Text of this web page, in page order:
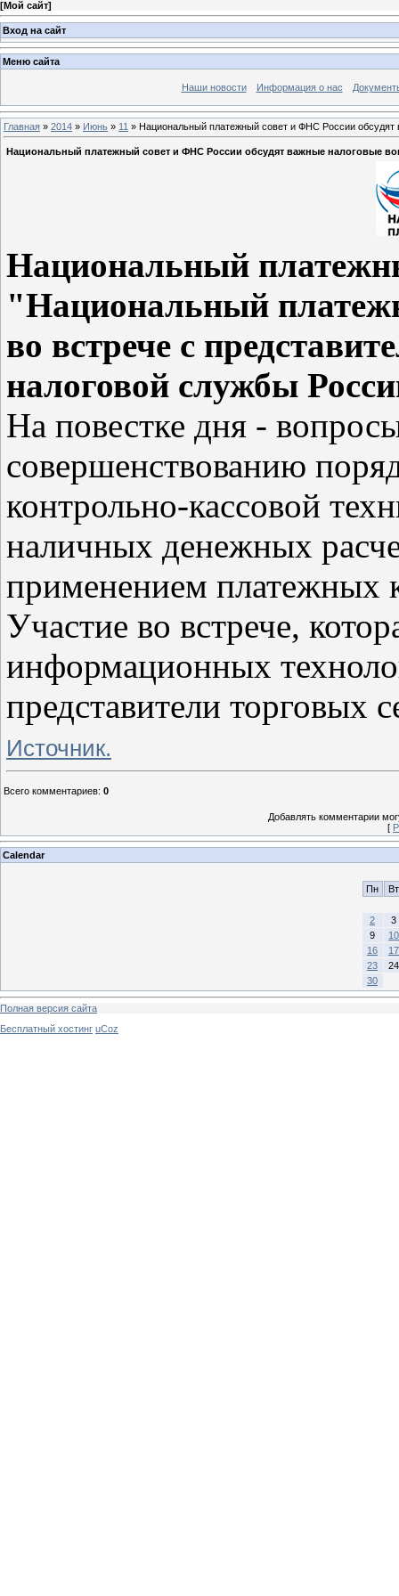
[Мой сайт]
Вход на сайт
Меню сайта
Наши новости Информация о нас
Главная » 2014 » Июнь » 11 » Национальный платежный совет и ФНС России обсудят
Национальный платежный совет и ФНС России обсудят важные налоговые
Национальный
"Национальный
во встрече с
налоговой службы
На повестке дня -
совершенствованию
контрольно-кассовой
наличных денежных
применением платежных
Участие во встрече,
информационных
представители торговых
Источник.
Всего комментариев: 0
Добавлять комментарии
[
Calendar
Пн Вт
2
3
9
10
16
17
23
24
30
Полная версия сайта
Бесплатный хостинг uCoz